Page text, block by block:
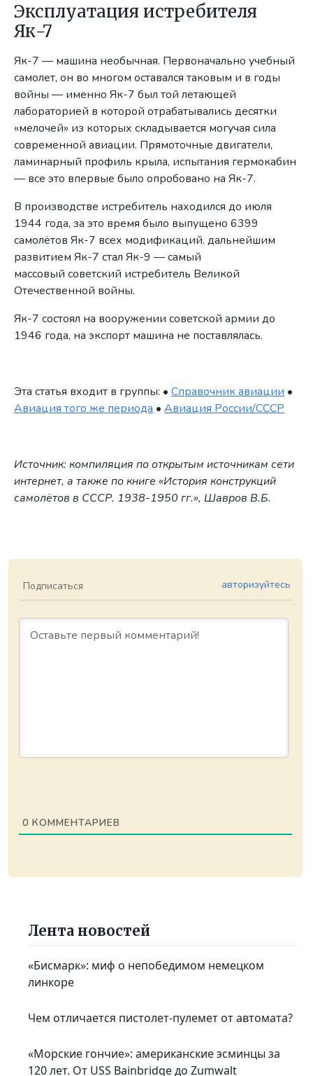
Эксплуатация истребителя
Як-7
Як-7 — машина необычная. Первоначально учебный
самолет, он во многом оставался таковым и в годы
войны — именно Як-7 был той летающей
лабораторией в которой отрабатывались десятки
«мелочей» из которых складывается могучая сила
современной авиации. Прямоточные двигатели,
ламинарный профиль крыла, испытания гермокабин
— все это впервые было опробовано на Як-7.
В производстве истребитель находился до июля
1944 года, за это время было выпущено 6399
самолётов Як-7 всех модификаций. дальнейшим
развитием Як-7 стал Як-9 — самый
массовый советский истребитель Великой
Отечественной войны.
Як-7 состоял на вооружении советской армии до
1946 года, на экспорт машина не поставлялась.
Эта статья входит в группы: •Справочник авиации•
Авиация того же периода•Авиация России/СССР
Источник: компиляция по открытым источникам сети
интернет, а также по книге «История конструкций
самолётов в СССР. 1938-1950 гг.», Шавров В.Б.
Подписаться авторизуйтесь
0 КОММЕНТАРИЕВ
Лента новостей
«Бисмарк»: миф о непобедимом немецком
линкоре
Чем отличается пистолет-пулемет от автомата?
«Морские гончие»: американские эсминцы за
120 лет. От USS Bainbridge до Zumwalt